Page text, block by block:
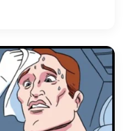
quả của chúng.